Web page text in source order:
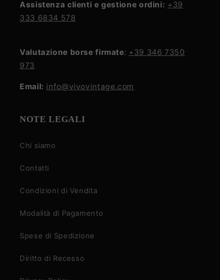
Assistenza clienti e gestione ordini: +39
333 6834 578
Valutazione borse firmate: +39 346 7350
973
Email: info@vivovintage.com
NOTE LEGALI
Chi siamo
Contatti
Condizioni di Vendita
Modalità di Pagamento
Spese di Spedizione
Diritto di Recesso